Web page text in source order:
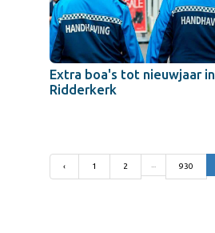
Extra boa's tot nieuwjaar in
Ridderkerk
‹ 1 2 930